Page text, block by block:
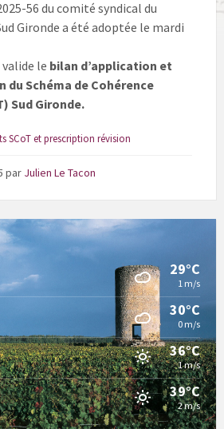
56 du comité syndical du
Gironde a été adoptée le mardi
le bilan d’application et
du Schéma de Cohérence
Sud Gironde.
SCoT et prescription révision
par Julien Le Tacon
29°C
1 m/s
30°C
0 m/s
36°C
1 m/s
39°C
2 m/s